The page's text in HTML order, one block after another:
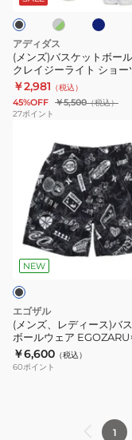
ド
ラ
イ
フ
ィ
ッ
FN2605-
ボ
ー
ル
ウ
ェ
ア
イ
ト
シ
ョ
ー
ツ
KLD48
ク
×
レ
アディダス
(メンズ)バスケットボー
クレイジーライト ショー
KLD48
￥2,981 （税込）
45%OFF ￥5,500（税込）
27ポイント
ー
ス)
バ
ス
ケ
ッ
ト
NEW
エゴザル
(メンズ、レディース)バ
ボールウェア
アウトコート ショートパ
EZSS26UHP999HU
￥6,600 （税込）
60ポイント
グ
レ
1